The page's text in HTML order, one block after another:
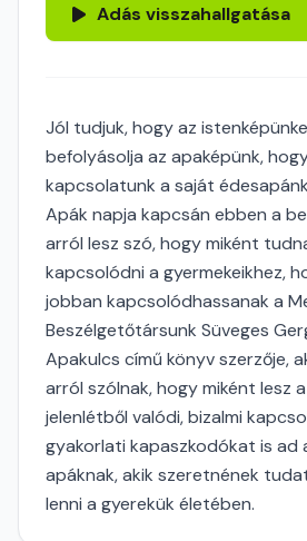
Adás visszahallgatása
Jól tudjuk, hogy az
befolyásolja az apaképünk,
kapcsolatunk a saját
Apák napja kapcsán ebben a
arról lesz szó, hogy miként
kapcsolódni a gyermekeikhez,
jobban kapcsolódhassanak a
Beszélgetőtársunk Süveges
Apakulcs című könyv szerzője,
arról szólnak, hogy miként lesz
jelenlétből valódi, bizalmi
gyakorlati kapaszkodókat is ad
apáknak, akik szeretnének
lenni a gyerekük életében.